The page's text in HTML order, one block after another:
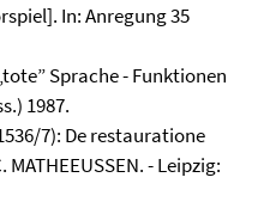
In: Anregung 35
Sprache - Funktionen
1987.
7): De restauratione
- Leipzig: